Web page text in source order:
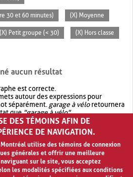
30 et 60 minutes) (X) Moyenne
(X) Petit groupe (< 30) (X) Hors classe
aucun résultat
est correcte.
autour des expressions pour
séparément. garage à véloretournera
que"garage à vélo".
recherche avec OR.garage OR vélo
de résultat quegarage à vélo
DES TÉMOINS AFIN DE
DE NAVIGATION.
utilise des témoins de connexion
générales et offrir une meilleure
sur le site, vous acceptez
les modalités spécifiées aux conditions